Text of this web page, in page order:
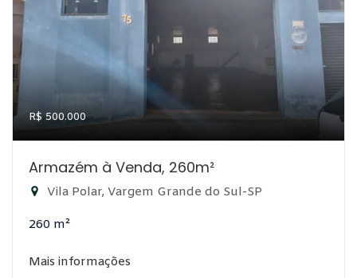
R$ 500.000
Armazém à Venda, 260m²
Vila Polar, Vargem Grande do Sul-SP
260 m²
Mais informações